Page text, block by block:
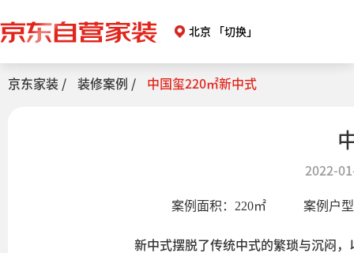
北京 「切换」
京东家装 / 装修案例 / 中国玺220㎡新中式
2022-
案例面积： 220㎡ 案例户
新中式摆脱了传统中式的繁琐与沉闷